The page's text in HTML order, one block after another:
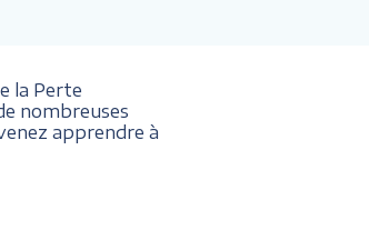
la Perte
nombreuses
apprendre à